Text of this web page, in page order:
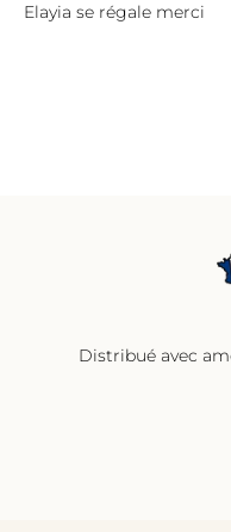
Elayia se régale merci
Distribué avec